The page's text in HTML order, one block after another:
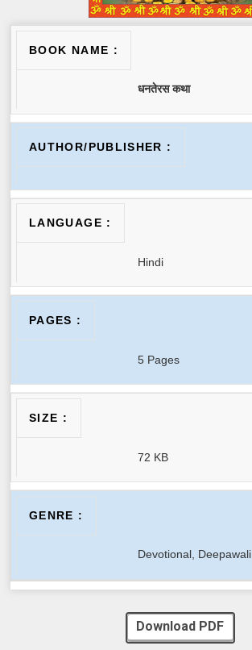
BOOK NAME :
धनतेरस कथा
AUTHOR/PUBLISHER :
LANGUAGE :
Hindi
PAGES :
5 Pages
SIZE :
72 KB
GENRE :
Devotional, Deepawali
Download PDF